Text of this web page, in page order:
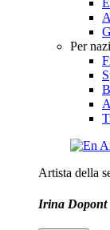
Per
Artista della
Irina Dopont